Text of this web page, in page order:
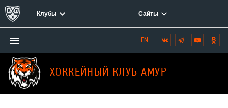
Клубы Сайты
ХОККЕЙНЫЙ КЛУБ АМУР
Открыть/
закрыть
меню
Мы
в
социальных
сетях:
Вконтакте
Telegram
YouTube